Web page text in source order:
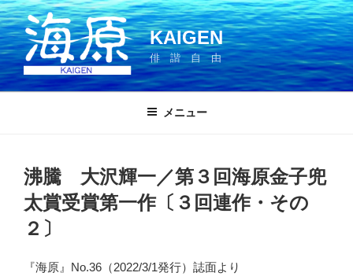
コ
ン
テ
ン
ツ
KAIGEN
俳 諧 自 由
メニュー
沸騰 大沢輝一／第３回海原金子兜
太賞受賞第一作〔３回連作・その
２〕
『海原』No.36（2022/3/1発行）誌面より